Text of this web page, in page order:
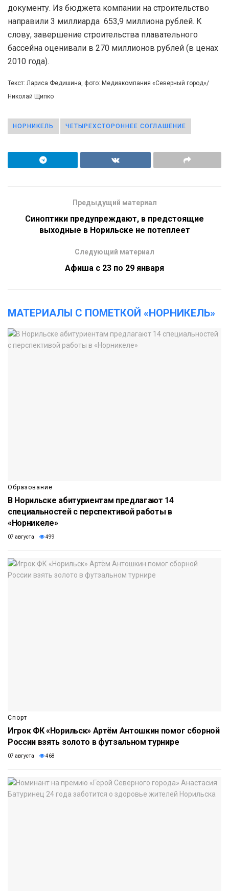
документу. Из бюджета компании на строительство
направили 3 миллиарда 653,9 миллиона рублей. К
слову, завершение строительства плавательного
бассейна оценивали в 270 миллионов рублей (в ценах
2010 года).
Текст: Лариса Федишина, фото: Медиакомпания «Северный город»/
Николай Щипко
НОРНИКЕЛЬ ЧЕТЫРЕХСТОРОННЕЕ СОГЛАШЕНИЕ
Предыдущий материал
Синоптики предупреждают, в предстоящие
выходные в Норильске не потеплеет
Следующий материал
Афиша с 23 по 29 января
МАТЕРИАЛЫ С ПОМЕТКОЙ «НОРНИКЕЛЬ»
Образование
В Норильске абитуриентам предлагают 14
специальностей с перспективой работы в
«Норникеле»
07 августа 499
Спорт
Игрок ФК «Норильск» Артём Антошкин помог сборной
России взять золото в футзальном турнире
07 августа 468